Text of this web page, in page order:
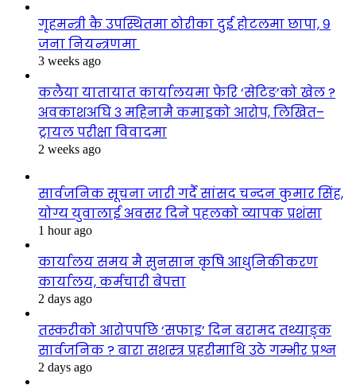
गृहमन्त्री कै उपस्थितमा ठोरीका दुई होटलमा छापा, ९
जना नियन्त्रणमा
3 weeks ago
कलैया यातायात कार्यालयमा फेरि ‘सेटिङ’को खेल ?
अवकाशअघि ३ महिनामै कमाइको आरोप, लिखित–
ट्रायल परीक्षा विवादमा
2 weeks ago
सार्वजनिक सूचना जारी गर्दै सांसद चन्दन कुमार सिंह,
योग्य युवालाई अवसर दिने पहलको व्यापक प्रशंसा
1 hour ago
कार्यालय समय मै सुनसान कृषि आधुनिकीकरण
कार्यालय, कर्मचारी बेपत्ता
2 days ago
तस्करीको आरोपपछि ‘सफाइ’ दिन बरामद तथ्याङ्क
सार्वजनिक ? बारा सशस्त्र प्रहरीमाथि उठे गम्भीर प्रश्न
2 days ago